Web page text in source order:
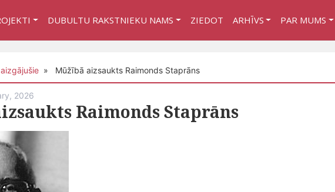
DUBULTU RAKSTNIEKU NAMS ZIEDOT ARHĪVS PAR MUMS
» Mūžībā aizsaukts Raimonds Staprāns
2026
Raimonds Staprāns